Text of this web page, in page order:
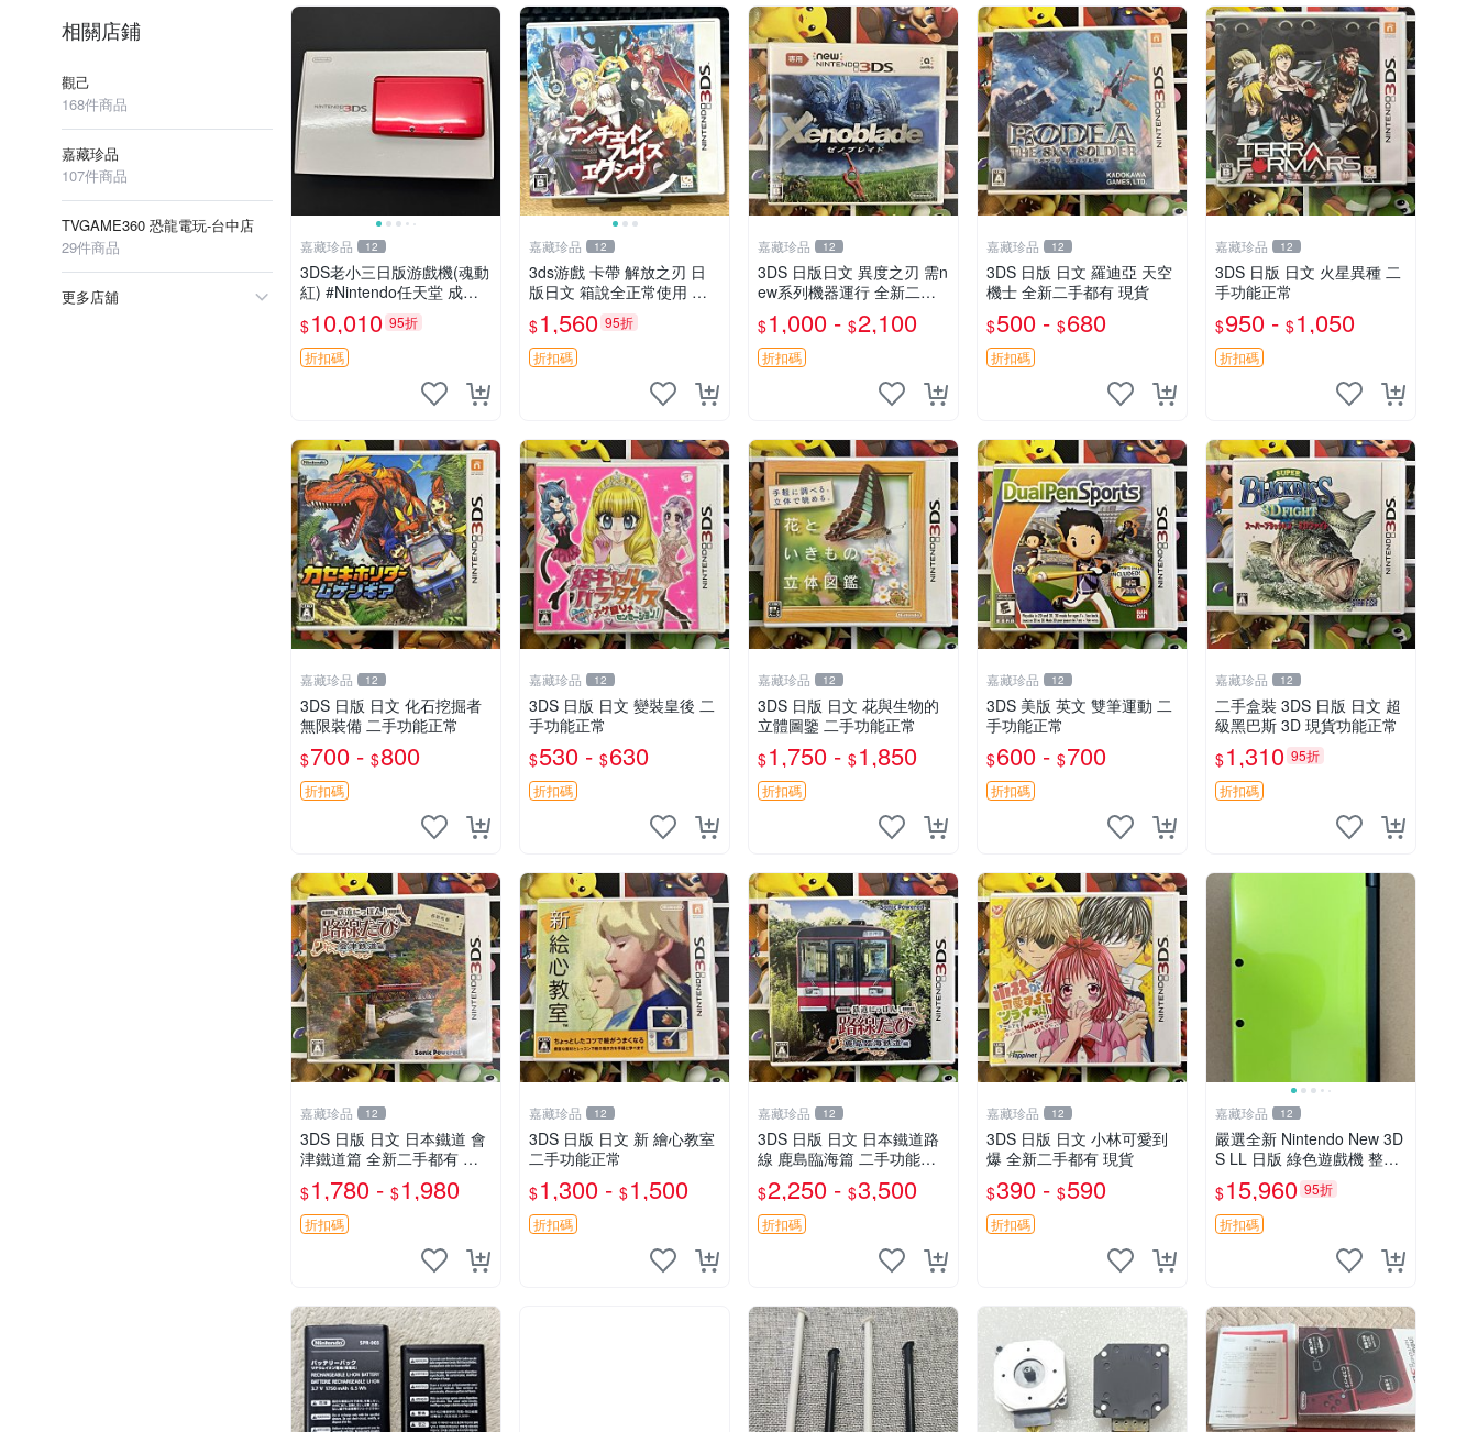
相關店鋪
觀己
168件商品
嘉藏珍品
107件商品
TVGAME360 恐龍電玩-台中店
29件商品
更多店舖
嘉藏珍品 12
3DS老小三日版游戲機(魂動
紅) #Nintendo任天堂 成色
如圖外觀有細微劃痕蹭漆磕
碰，上下屏幕有貼膜，屏幕
輕微發黃老化畢竟十幾年老
機器… 狀態按
$10,010 95折
折扣碼
嘉藏珍品 12
3ds游戲 卡帶 解放之刃 日
版日文 箱說全正常使用 需
要可
$1,560 95折
折扣碼
嘉藏珍品 12
3DS 日版日文 異度之刃 需n
ew系列機器運行 全新二手
都有 現貨
$1,000 - $2,100
折扣碼
嘉藏珍品 12
3DS 日版 日文 羅迪亞 天空
機士 全新二手都有 現貨
$500 - $680
折扣碼
嘉藏珍品 12
3DS 日版 日文 火星異種 二
手功能正常
$950 - $1,050
折扣碼
嘉藏珍品 12
3DS 日版 日文 化石挖掘者
無限裝備 二手功能正常
$700 - $800
折扣碼
嘉藏珍品 12
3DS 日版 日文 變裝皇後 二
手功能正常
$530 - $630
折扣碼
嘉藏珍品 12
3DS 日版 日文 花與生物的
立體圖鑒 二手功能正常
$1,750 - $1,850
折扣碼
嘉藏珍品 12
3DS 美版 英文 雙筆運動 二
手功能正常
$600 - $700
折扣碼
嘉藏珍品 12
二手盒裝 3DS 日版 日文 超
級黑巴斯 3D 現貨功能正常
$1,310 95折
折扣碼
嘉藏珍品 12
3DS 日版 日文 日本鐵道 會
津鐵道篇 全新二手都有 現
$1,780 - $1,980
折扣碼
嘉藏珍品 12
3DS 日版 日文 新 繪心教室
二手功能正常
$1,300 - $1,500
折扣碼
嘉藏珍品 12
3DS 日版 日文 日本鐵道路
線 鹿島臨海篇 二手功能正
常
$2,250 - $3,500
折扣碼
嘉藏珍品 12
3DS 日版 日文 小林可愛到
爆 全新二手都有 現貨
$390 - $590
折扣碼
嘉藏珍品 12
嚴選全新 Nintendo New 3D
S LL 日版 綠色遊戲機 整體
狀態佳 按鈕順暢 附原裝64
G存儲卡 配備保護膜 屏幕清
晰 輕便易攜帶 新3d
$15,960 95折
折扣碼